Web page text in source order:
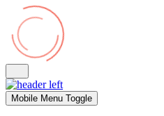
Mobile Menu Toggle